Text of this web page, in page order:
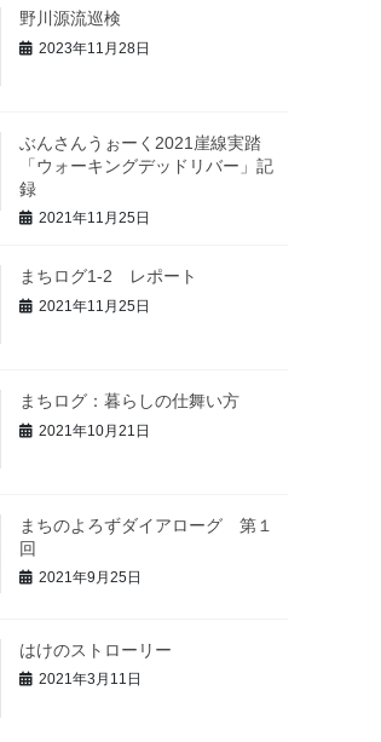
野川源流巡検
2023年11月28日
ぶんさんうぉーく2021崖線実踏
「ウォーキングデッドリバー」記
録
2021年11月25日
まちログ1-2 レポート
2021年11月25日
まちログ：暮らしの仕舞い方
2021年10月21日
まちのよろずダイアローグ 第１
回
2021年9月25日
はけのストローリー
2021年3月11日